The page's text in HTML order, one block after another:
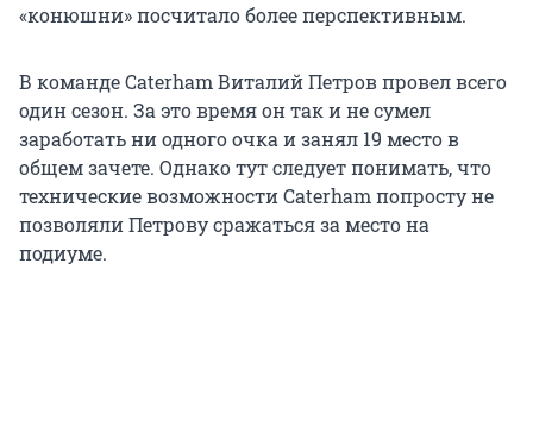
«конюшни» посчитало более перспективным.
В команде Caterham Виталий Петров провел всего
один сезон. За это время он так и не сумел
заработать ни одного очка и занял 19 место в
общем зачете. Однако тут следует понимать, что
технические возможности Caterham попросту не
позволяли Петрову сражаться за место на
подиуме.